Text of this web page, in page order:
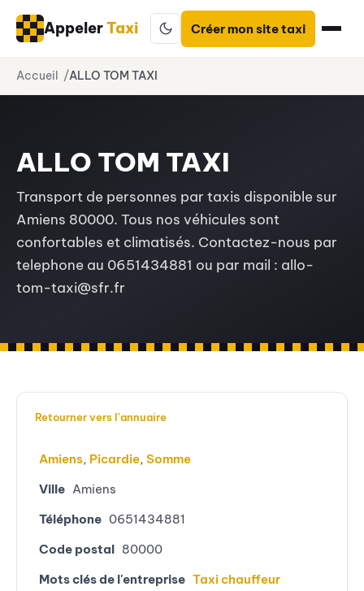
Aller
AppelerTaxi Créer mon site taxi
Accueil ALLO TOM TAXI
ALLO TOM TAXI
Transport de personnes par taxis disponible sur
Amiens 80000. Tous nos véhicules sont
confortables et climatisés. Contactez-nous par
telephone au 0651434881 ou par mail : allo-
tom-taxi@sfr.fr
Retourner vers l'annuaire
Amiens, Picardie, Somme
Ville Amiens
Téléphone 0651434881
Code postal 80000
Mots clés de l'entreprise Taxi chauffeur